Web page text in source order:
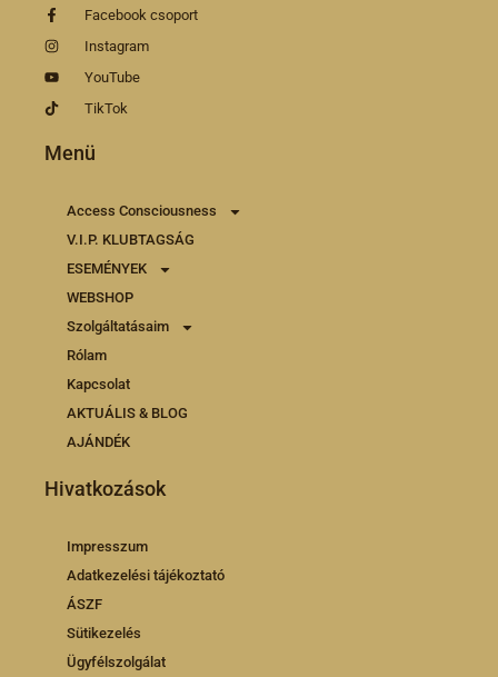
Facebook csoport
Instagram
YouTube
TikTok
Menü
Access Consciousness
V.I.P. KLUBTAGSÁG
ESEMÉNYEK
WEBSHOP
Szolgáltatásaim
Rólam
Kapcsolat
AKTUÁLIS & BLOG
AJÁNDÉK
Hivatkozások
Impresszum
Adatkezelési tájékoztató
ÁSZF
Sütikezelés
Ügyfélszolgálat